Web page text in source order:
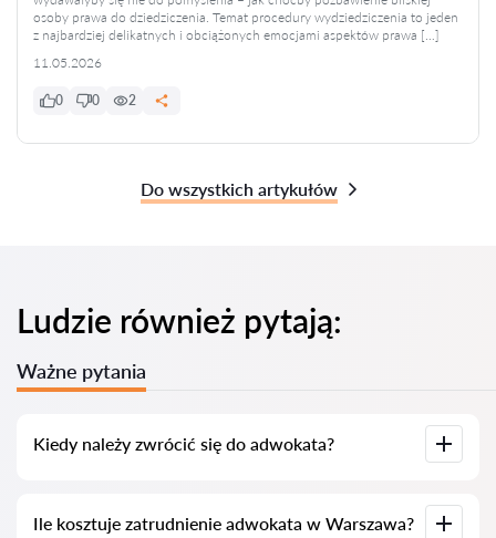
osoby prawa do dziedziczenia. Temat procedury wydziedziczenia to jeden
z najbardziej delikatnych i obciążonych emocjami aspektów prawa […]
11.05.2026
0 0 2
Do wszystkich artykułów
Ludzie również pytają:
Ważne pytania
Kiedy należy zwrócić się do adwokata?
wizytę u adwokata, gdy napotykają poważne trudności. W
Ile kosztuje zatrudnienie adwokata w Warszawa?